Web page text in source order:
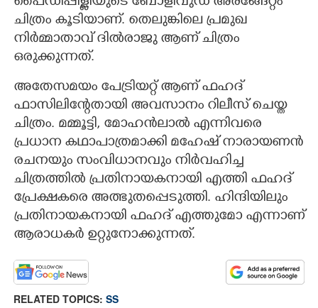
ചിത്രം കൂടിയാണ്. തെലുങ്കിലെ പ്രമുഖ
നിർമ്മാതാവ് ദിൽരാജു ആണ് ചിത്രം
ഒരുക്കുന്നത്.
അതേസമയം പേട്രിയറ്റ് ആണ് ഫഹദ്
ഫാസിലിന്റേതായി അവസാനം റിലീസ് ചെയ്ത
ചിത്രം. മമ്മൂട്ടി, മോഹൻലാൽ എന്നിവരെ
പ്രധാന കഥാപാത്രമാക്കി മഹേഷ് നാരായണൻ
രചനയും സംവിധാനവും നിർവഹിച്ച
ചിത്രത്തിൽ പ്രതിനായകനായി എത്തി ഫഹദ്
പ്രേക്ഷകരെ അത്ഭുതപ്പെടുത്തി. ഹിന്ദിയിലും
പ്രതിനായകനായി ഫഹദ് എത്തുമോ എന്നാണ്
ആരാധകർ ഉറ്റുനോക്കുന്നത്.
RELATED TOPICS: SS